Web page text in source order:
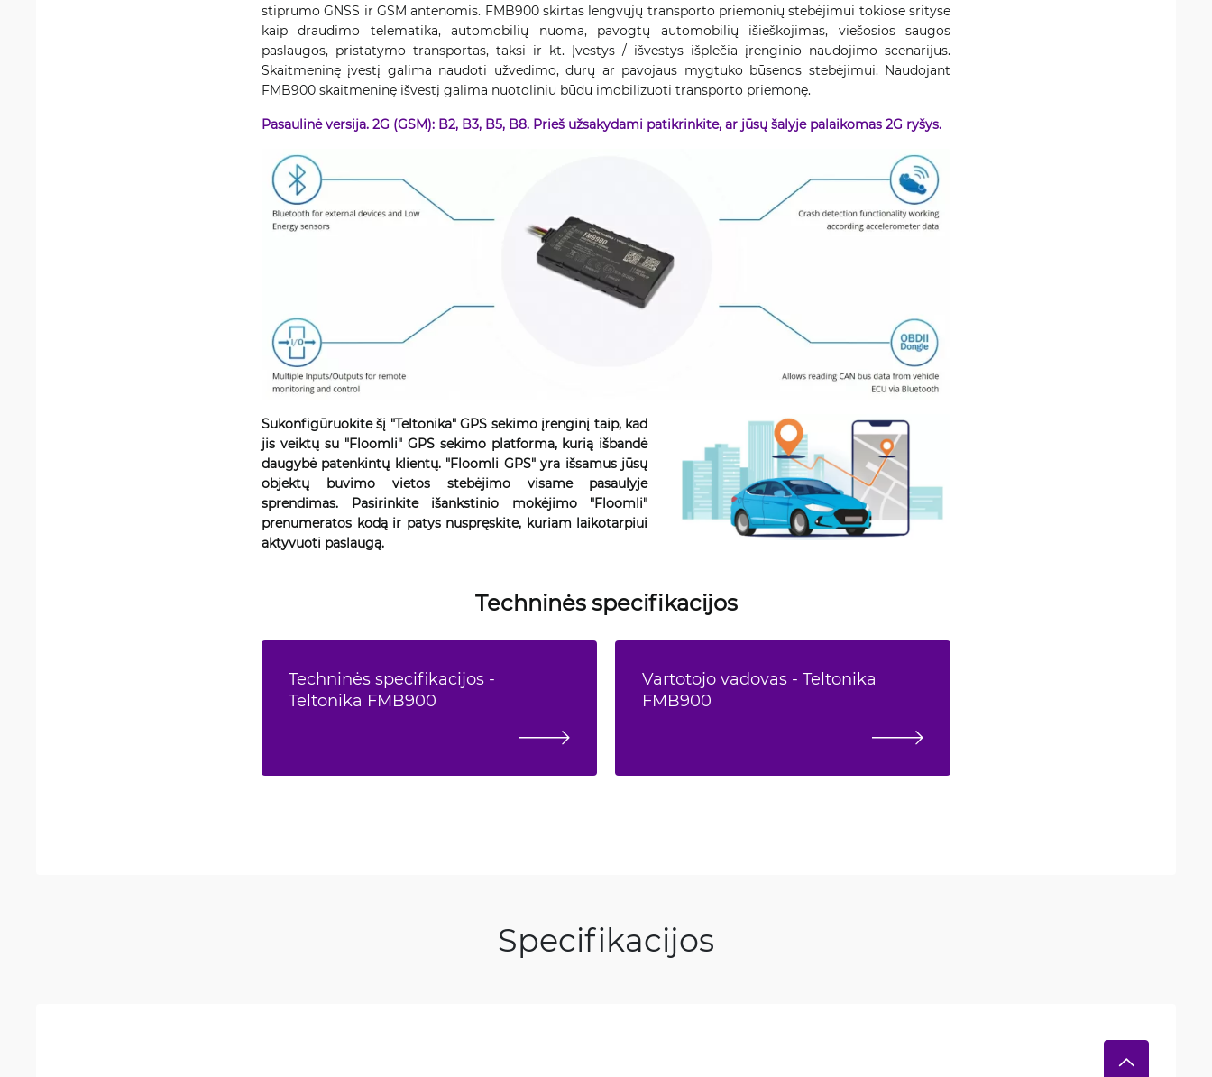
stiprumo GNSS ir GSM antenomis. FMB900 skirtas lengvųjų transporto priemonių stebėjimui tokiose srityse
kaip draudimo telematika, automobilių nuoma, pavogtų automobilių išieškojimas, viešosios saugos
paslaugos, pristatymo transportas, taksi ir kt. Įvestys / išvestys išplečia įrenginio naudojimo scenarijus.
Skaitmeninę įvestį galima naudoti užvedimo, durų ar pavojaus mygtuko būsenos stebėjimui. Naudojant
FMB900 skaitmeninę išvestį galima nuotoliniu būdu imobilizuoti transporto priemonę.
Pasaulinė versija. 2G (GSM): B2, B3, B5, B8. Prieš užsakydami patikrinkite, ar jūsų šalyje palaikomas 2G ryšys.
Sukonfigūruokite šį "Teltonika" GPS sekimo įrenginį taip, kad
jis veiktų su "Floomli" GPS sekimo platforma, kurią išbandė
daugybė patenkintų klientų. "Floomli GPS" yra išsamus jūsų
objektų buvimo vietos stebėjimo visame pasaulyje
sprendimas. Pasirinkite išankstinio mokėjimo "Floomli"
prenumeratos kodą ir patys nuspręskite, kuriam laikotarpiui
aktyvuoti paslaugą.
Techninės specifikacijos
Techninės specifikacijos -
Teltonika FMB900
Vartotojo vadovas - Teltonika
FMB900
Specifikacijos